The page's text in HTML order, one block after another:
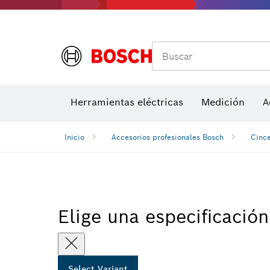
Buscar
Herramientas eléctricas Medición
Inicio Accesorios profesionales Bosch
Elige una especificación